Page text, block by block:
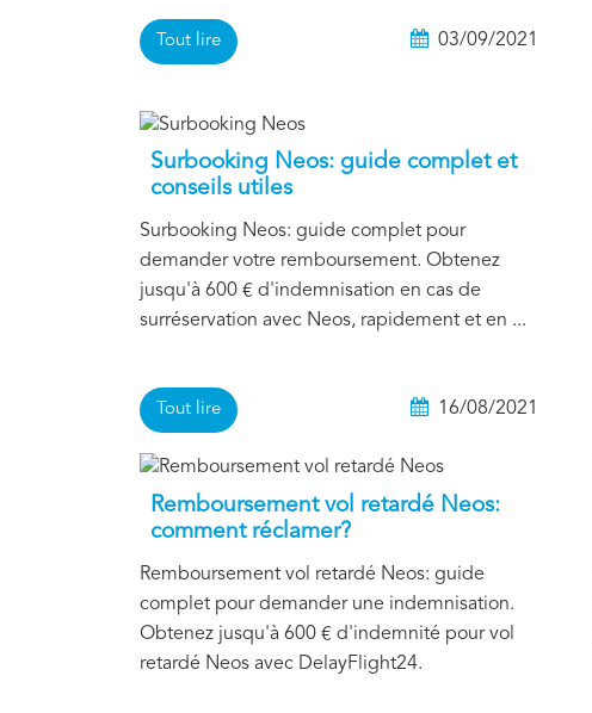
Tout lire 03/09/2021
Surbooking Neos: guide complet et
conseils utiles
Surbooking Neos: guide complet pour
demander votre remboursement. Obtenez
jusqu'à 600 € d'indemnisation en cas de
surréservation avec Neos, rapidement et en ...
Tout lire 16/08/2021
Remboursement vol retardé Neos:
comment réclamer?
Remboursement vol retardé Neos: guide
complet pour demander une indemnisation.
Obtenez jusqu'à 600 € d'indemnité pour vol
retardé Neos avec DelayFlight24.